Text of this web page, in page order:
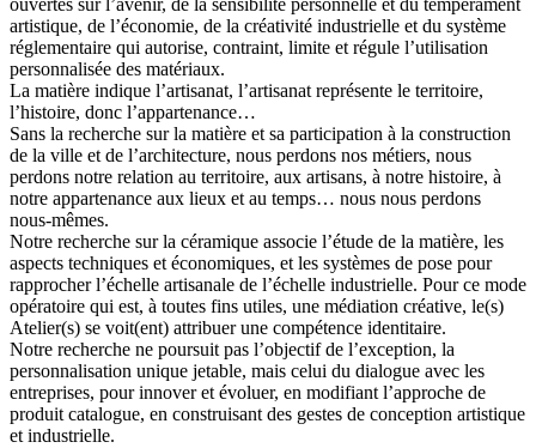
ouvertes sur l’avenir, de la sensibilité personnelle et du tempérament
artistique, de l’économie, de la créativité industrielle et du système
réglementaire qui autorise, contraint, limite et régule l’utilisation
personnalisée des matériaux.
La matière indique l’artisanat, l’artisanat représente le territoire,
l’histoire, donc l’appartenance…
Sans la recherche sur la matière et sa participation à la construction
de la ville et de l’architecture, nous perdons nos métiers, nous
perdons notre relation au territoire, aux artisans, à notre histoire, à
notre appartenance aux lieux et au temps… nous nous perdons
nous-mêmes.
Notre recherche sur la céramique associe l’étude de la matière, les
aspects techniques et économiques, et les systèmes de pose pour
rapprocher l’échelle artisanale de l’échelle industrielle. Pour ce mode
opératoire qui est, à toutes fins utiles, une médiation créative, le(s)
Atelier(s) se voit(ent) attribuer une compétence identitaire.
Notre recherche ne poursuit pas l’objectif de l’exception, la
personnalisation unique jetable, mais celui du dialogue avec les
entreprises, pour innover et évoluer, en modifiant l’approche de
produit catalogue, en construisant des gestes de conception artistique
et industrielle.